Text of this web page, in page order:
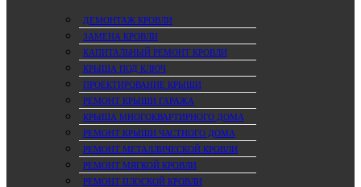
ДЕМОНТАЖ КРОВЛИ
ЗАМЕНА КРОВЛИ
КАПИТАЛЬНЫЙ РЕМОНТ КРОВЛИ
КРЫША ПОД КЛЮЧ
ПРОЕКТИРОВАНИЕ КРЫШИ
РЕМОНТ КРЫШИ ГАРАЖА
КРЫША МНОГОКВАРТИРНОГО ДОМА
РЕМОНТ КРЫШИ ЧАСТНОГО ДОМА
РЕМОНТ МЕТАЛЛИЧЕСКОЙ КРОВЛИ
РЕМОНТ МЯГКОЙ КРОВЛИ
РЕМОНТ ПЛОСКОЙ КРОВЛИ